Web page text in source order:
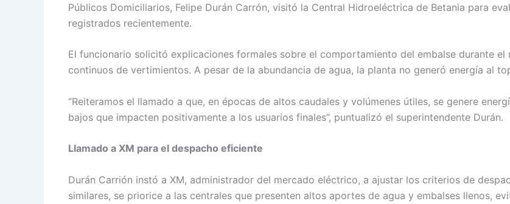
Públicos Domiciliarios, Felipe Durán Carrón, visitó la Central Hidroeléctrica de Betania para
registrados recientemente.
El funcionario solicitó explicaciones formales sobre el comportamiento del embalse durante
continuos de vertimientos. A pesar de la abundancia de agua, la planta no generó energía al
“Reiteramos el llamado a que, en épocas de altos caudales y volúmenes útiles, se genere
bajos que impacten positivamente a los usuarios finales”, puntualizó el superintendente Durán.
Llamado a XM para el despacho eficiente
Durán Carrión instó a XM, administrador del mercado eléctrico, a ajustar los criterios de
similares, se priorice a las centrales que presenten altos aportes de agua y embalses llenos,